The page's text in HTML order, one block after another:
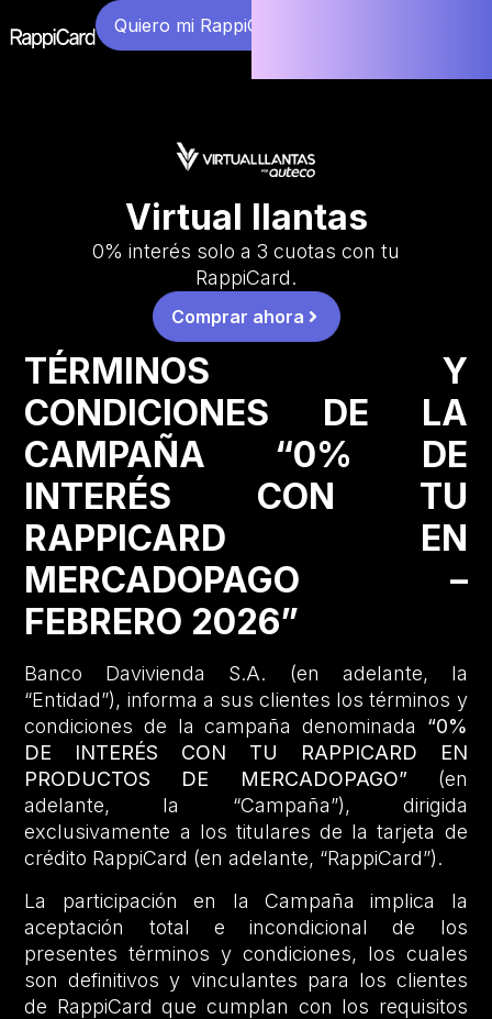
Quiero mi RappiCard
Virtual llantas
0% interés solo a 3 cuotas con tu
RappiCard.
Comprar ahora
TÉRMINOS Y
CONDICIONES DE LA
CAMPAÑA “0% DE
INTERÉS CON TU
RAPPICARD EN
MERCADOPAGO –
FEBRERO 2026”
Banco Davivienda S.A. (en adelante, la
“Entidad”), informa a sus clientes los términos y
condiciones de la campaña denominada “0%
DE INTERÉS CON TU RAPPICARD EN
PRODUCTOS DE MERCADOPAGO” (en
adelante, la “Campaña”), dirigida
exclusivamente a los titulares de la tarjeta de
crédito RappiCard (en adelante, “RappiCard”).
La participación en la Campaña implica la
aceptación total e incondicional de los
presentes términos y condiciones, los cuales
son definitivos y vinculantes para los clientes
de RappiCard que cumplan con los requisitos